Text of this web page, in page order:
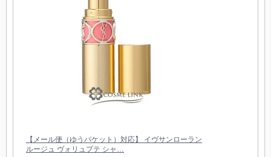
【メール便（ゆうパケット）対応】 イヴサンローラン
ルージュ ヴォリュプテ シャ…